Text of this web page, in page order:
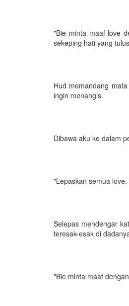
"Bie minta maaf love
sekeping hati yang
Hud memandang
ingin menangis.
Dibawa aku ke dalam
"Lepaskan semua
Selepas mendengar
teresak-esak di
"Bie minta maaf